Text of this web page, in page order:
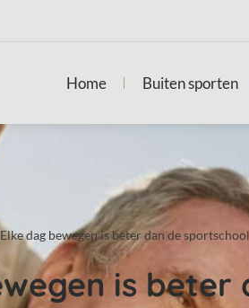
Home Buiten sporten
Elke dag bewegen is beter dan de sportschool
is beter